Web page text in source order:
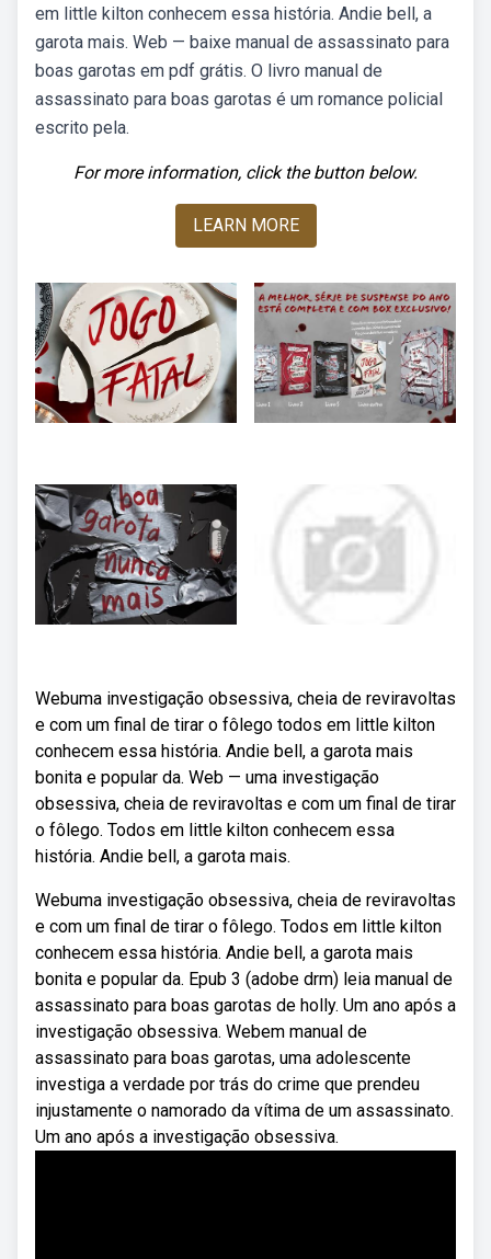
em little kilton conhecem essa história. Andie bell, a
garota mais. Web — baixe manual de assassinato para
boas garotas em pdf grátis. O livro manual de
assassinato para boas garotas é um romance policial
escrito pela.
For more information, click the button below.
LEARN MORE
Webuma investigação obsessiva, cheia de reviravoltas
e com um final de tirar o fôlego todos em little kilton
conhecem essa história. Andie bell, a garota mais
bonita e popular da. Web — uma investigação
obsessiva, cheia de reviravoltas e com um final de tirar
o fôlego. Todos em little kilton conhecem essa
história. Andie bell, a garota mais.
Webuma investigação obsessiva, cheia de reviravoltas
e com um final de tirar o fôlego. Todos em little kilton
conhecem essa história. Andie bell, a garota mais
bonita e popular da. Epub 3 (adobe drm) leia manual de
assassinato para boas garotas de holly. Um ano após a
investigação obsessiva. Webem manual de
assassinato para boas garotas, uma adolescente
investiga a verdade por trás do crime que prendeu
injustamente o namorado da vítima de um assassinato.
Um ano após a investigação obsessiva.